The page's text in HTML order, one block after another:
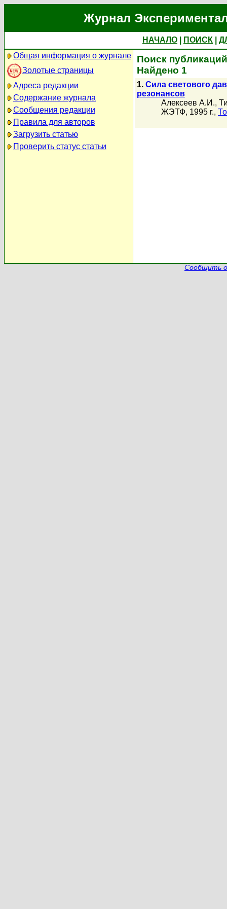
Журнал
НАЧАЛО ПОИСК
Общая информация о журнале
Золотые страницы
Адреса редакции
Содержание журнала
Сообщения редакции
Правила для авторов
Загрузить статью
Проверить статус статьи
Поиск
Найдено 1
1. Сила светового
резонансов
Алексеев А.И.,
ЖЭТФ, 1995 г.,
Сообщить о